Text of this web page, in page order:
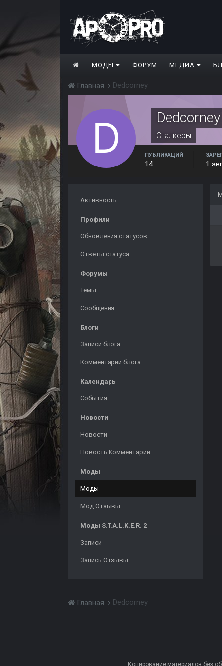
МОДЫ ФОРУМ МЕДИА
Главная Dedcorney
Dedcorney
Сталкеры
ПУБЛИКАЦИЙ
14 1
Активность
Профили
Обновления статусов
Ответы статуса
Форумы
Темы
Сообщения
Блоги
Записи блога
Комментарии блога
Календарь
События
Новости
Новости
Новость Комментарии
Моды
Моды
Мод Отзывы
Моды S.T.A.L.K.E.R. 2
Записи
Запись Отзывы
Главная Dedcorney
Копирование материалов без